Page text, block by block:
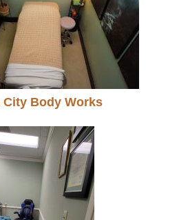
City Body Works